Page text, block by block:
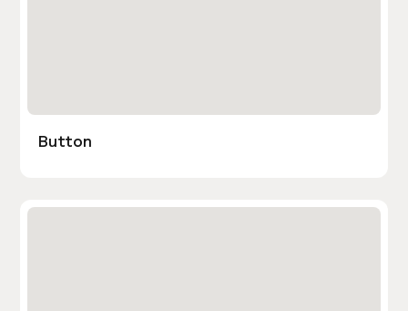
Button